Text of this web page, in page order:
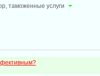
таможенные услуги